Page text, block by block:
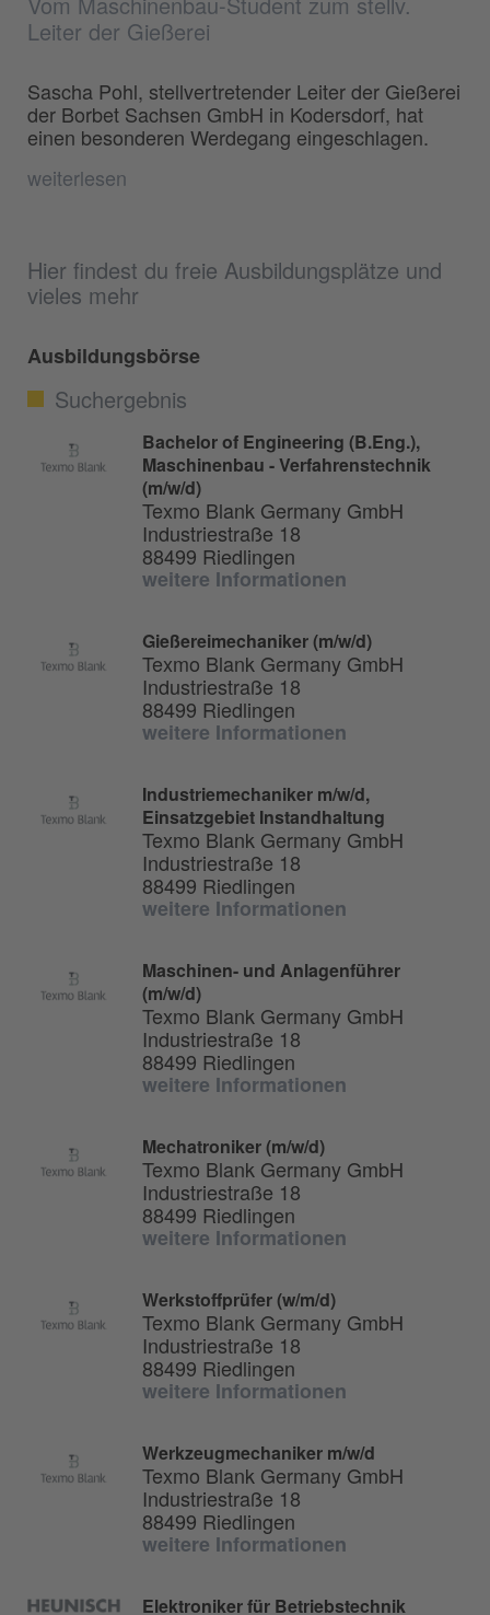
Hier findest du freie Ausbildungsplätze und
vieles mehr
Ausbildungsbörse
Suchergebnis
Bachelor of Engineering (B.Eng.),
Maschinenbau - Verfahrenstechnik
(m/w/d)
Texmo Blank Germany GmbH
Industriestraße 18
88499 Riedlingen
weitere Informationen
Gießereimechaniker (m/w/d)
Texmo Blank Germany GmbH
Industriestraße 18
88499 Riedlingen
weitere Informationen
Industriemechaniker m/w/d,
Einsatzgebiet Instandhaltung
Texmo Blank Germany GmbH
Industriestraße 18
88499 Riedlingen
weitere Informationen
Maschinen- und Anlagenführer
(m/w/d)
Texmo Blank Germany GmbH
Industriestraße 18
88499 Riedlingen
weitere Informationen
Mechatroniker (m/w/d)
Texmo Blank Germany GmbH
Industriestraße 18
88499 Riedlingen
weitere Informationen
Werkstoffprüfer (w/m/d)
Texmo Blank Germany GmbH
Industriestraße 18
88499 Riedlingen
weitere Informationen
Werkzeugmechaniker m/w/d
Texmo Blank Germany GmbH
Industriestraße 18
88499 Riedlingen
weitere Informationen
Elektroniker für Betriebstechnik
Leiter der Gießerei
Sascha Pohl, stellvertretender Leiter der Gießerei
der Borbet Sachsen GmbH in Kodersdorf, hat
einen besonderen Werdegang eingeschlagen.
weiterlesen